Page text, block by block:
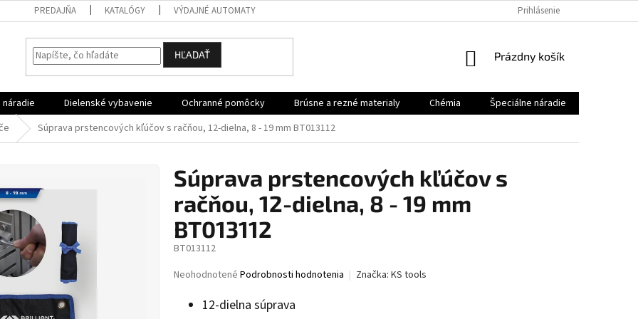
PREDAJŇA KATALÓGY VÝDAJNÉ AUTOMATY Prihlásenie
HĽADAŤ
NÁKUPNÝ
Prázdny košík
náradie Dielenské vybavenie Ochranné pomôcky Brúsne a rezné materialy Chémia Špeciálne náradie
Súprava prstencových kľúčov s račňou, 12-dielna, 8 - 19 mm BT013112
Súprava prstencových kľúčov s
račňou, 12-dielna, 8 - 19 mm
BT013112
BT013112
Priemerné
produktu
Neohodnotené Podrobnosti hodnotenia Značka: KS tools
12-dielna súprava